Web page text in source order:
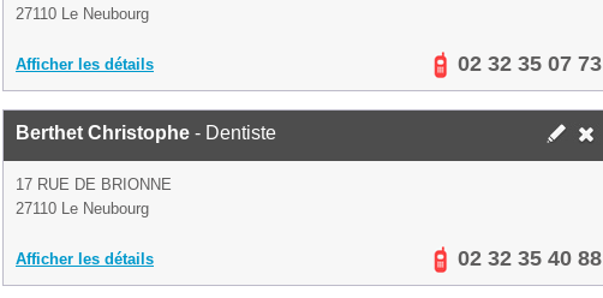
27110 Le Neubourg
Afficher les détails 02 32 35 07 73
Berthet Christophe - Dentiste
17 RUE DE BRIONNE
27110 Le Neubourg
Afficher les détails 02 32 35 40 88